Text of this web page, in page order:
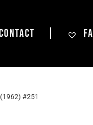
#251